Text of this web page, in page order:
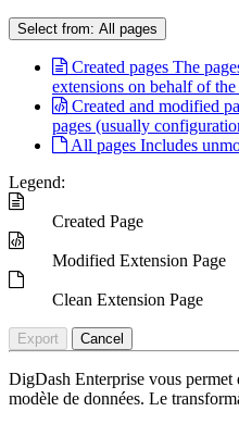
Select from: All pages
Created pages The
extensions on behalf of the
Created and modified
pages (usually
All pages Includes
Legend:
Created Page
Modified Extension Page
Clean Extension Page
Export Cancel
DigDash Enterprise vous permet
modèle de données. Le